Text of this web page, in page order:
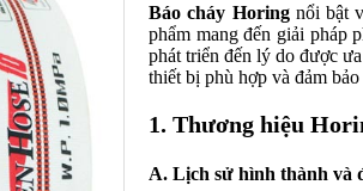
Báo cháy Horingnổi bật
phẩm mang đến giải pháp
phát triển đến lý do được
thiết bị phù hợp và đảm
1. Thương hiệu
A. Lịch sử hình thành và